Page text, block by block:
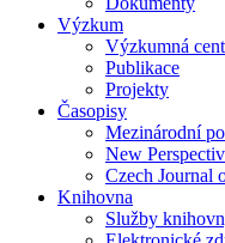
Výzkum
Výzkumná
Publikace
Projekty
Časopisy
Mezinárodní
New
Czech Journal
Knihovna
Služby